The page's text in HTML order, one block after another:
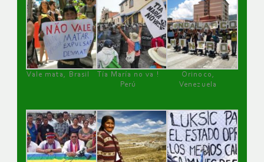
Vale mata, Brasil
Tía María no va !
Perú
Orinoco,
Venezuela